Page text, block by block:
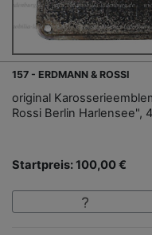
157 - ERDMANN & ROSSI
original
Rossi Berlin Harlensee",
Startpreis: 100,00 €